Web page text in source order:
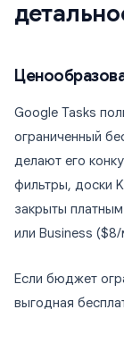
Google Tasks
ограниченный
делают его
фильтры, доски
закрыты
или Business
Если бюджет
выгодная